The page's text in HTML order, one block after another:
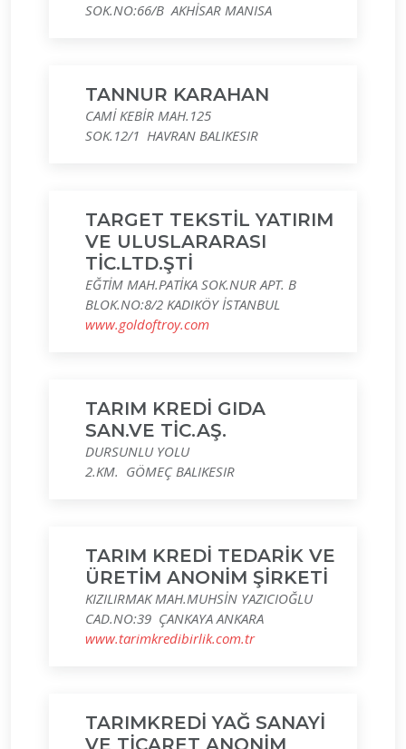
SOK.NO:66/B AKHİSAR MANISA
TANNUR KARAHAN
CAMİ KEBİR MAH.125
SOK.12/1 HAVRAN BALIKESIR
TARGET TEKSTİL YATIRIM
VE ULUSLARARASI
TİC.LTD.ŞTİ
EĞTİM MAH.PATİKA SOK.NUR APT. B
BLOK.NO:8/2 KADIKÖY İSTANBUL
www.goldoftroy.com
TARIM KREDİ GIDA
SAN.VE TİC.AŞ.
DURSUNLU YOLU
2.KM. GÖMEÇ BALIKESIR
TARIM KREDİ TEDARİK VE
ÜRETİM ANONİM ŞİRKETİ
KIZILIRMAK MAH.MUHSİN YAZICIOĞLU
CAD.NO:39 ÇANKAYA ANKARA
www.tarimkredibirlik.com.tr
TARIMKREDİ YAĞ SANAYİ
VE TİCARET ANONİM